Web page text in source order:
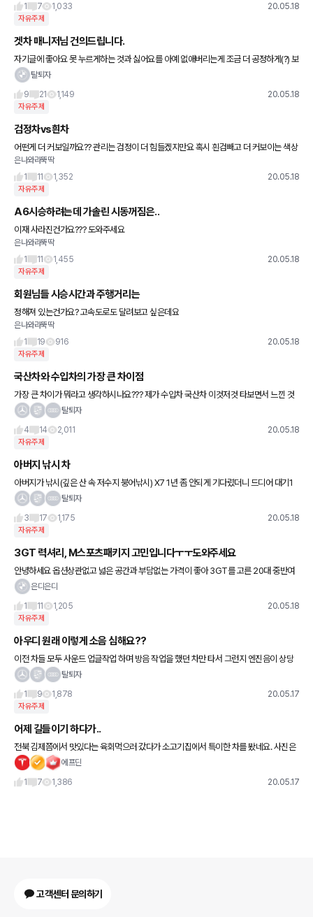
1
7 1,033 20.05.18
자유주제
겟차 매니저님 건의드립니다.
자기글에 좋아요 못 누르게하는 것과 싫어요를 아예 없애버리는게 조금 더 공정하게(?) 보
지 않을까 싶네요. 자유게시판 점수를 10점 주는 것은 좋다고 생각하고 겟차한줄리뷰는 1
탈퇴자
9
21 1,149 20.05.18
자유주제
검정차vs흰차
어떤게 더 커보일까요?? 관리는 검정이 더 힘들겠지만요 혹시 흰검빼고 더 커보이는 색상
은 무엇일까요??
은나와라뚝딱
1
11 1,352 20.05.18
자유주제
A6시승하려는데 가솔린 시동꺼짐은..
이재 사라진건가요??? 도와주세요
은나와라뚝딱
1
11 1,455 20.05.18
자유주제
회원님들 시승시간과 주행거리는
정해져 있는건가요? 고속도로도 달려보고 싶은데요
은나와라뚝딱
1
19 916 20.05.18
자유주제
국산차와 수입차의 가장 큰 차이점
가장 큰 차이가 뭐라고 생각하시나요??? 제가 수입차 국산차 이것저것 타보면서 느낀 것
은 무엇에 관점을 두고 만들었나와 그 관점에 따란 차량 세팅이 사람마다 호불호는 갈리겠
탈퇴자
4
14 2,011 20.05.18
자유주제
아버지 낚시 차
아버지가 낚시(깊은 산 속 저수지 붕어낚시) X7 1년 좀 안되게 기다렸더니 드디어 대기1
번까지 왔네요. 출고하면 제가 차량리뷰 올리겠습니다. 그리고 하반기에 30대가 한번에탈퇴자
3
17 1,175 20.05.18
자유주제
3GT 력셔리, M스포츠패키지 고민입니다ㅜㅜ도와주세요
안녕하세요 옵션상관없고 넓은 공간과 부담없는 가격이 좋아 3GT를 고른 20대 중반여
성입니다. 결론부터 말씀드리자면 5월입항기준, 력셔리는 꼬냑 + 미네랄그레이이고 2순
은디은디
1
11 1,205 20.05.18
자유주제
아우디 원래 이렇게 소음 심해요??
이전 차들 모두 사운드 업글작업 하며 방음 작업을 했던 차만 타서 그런지 엔진음이 상당
히 거슬리네요..탈퇴자
1
9 1,878 20.05.17
자유주제
어제 길들이기 하다가..
전북 김제쯤에서 맛있다는 육회먹으러 갔다가 소고기집에서 특이한 차를 봤네요. 사진은
못찍었지만... 이름을 검색해보니 정식수입된 차가 아닌거 같았습니다. 그 차 이름은 바로
에프딘
1
7 1,386 20.05.17
고객센터 문의하기